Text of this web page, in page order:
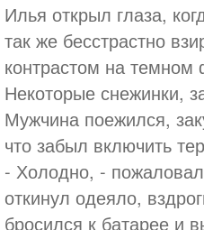
Илья открыл глаза,
так же бесстрастно
контрастом на
Некоторые снежинки,
Мужчина поежился,
что забыл включить
- Холодно, -
откинул одеяло,
бросился к батарее и